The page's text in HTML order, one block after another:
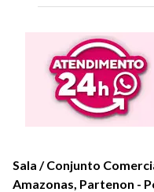
Sala / Conjunto
Amazonas, Partenon -